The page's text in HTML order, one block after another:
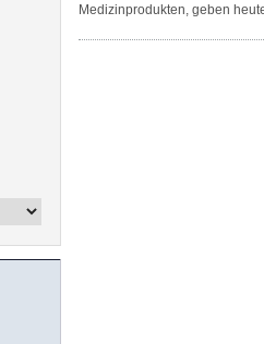
Medizinprodukten, geben